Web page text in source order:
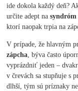
ide dokola každý deň?
určite adept nasyndróm
ktorí naopak trpia na
V prípade, že hlavným
zápcha, býva často
vyprázdniť jeden –
v črevách sa stupňuje s
dlhší, tým sú príznaky